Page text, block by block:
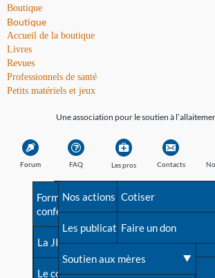
Boutique
Boutique
Accueil de la boutique
Livres
Revues
Professionnels de santé
Petits matériels et jeux
Une association pour le soutien à
Forum FAQ
Avant la naissance
Les débuts
Une difficulté d'allaitement ?
Les pros
Formations et
conférences
La JIA
Le congrès
Contacts
Besoin d'aide?
Répertoire de tous les
contacts
Contact presse
Nos actions
Les publications
Soutien aux mères
Cotiser
Faire un don